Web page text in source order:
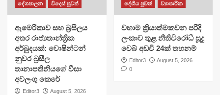
දේශපාලන විදෙස් පුවත්
ඇමෙරිකාව සහ බ්‍රසීලය
අතර රාජ්‍යතාන්ත්‍රික
අර්බුදයක්: වොෂින්ටන්
නුවර බ්‍රසීල
තානාපතිනියගේ වීසා
අවලංගු කෙරේ
Editor3
August 5, 2026
දේශීය පුවත් ව්‍යාපාරික
වහාම ක්‍රියාත්මකවන පරිදි
ලංකාව තුළ නීතිවිරෝධී සූදු
වෙබ් අඩවි 24ක් තහනම්
Editor3
August 5, 2026
0